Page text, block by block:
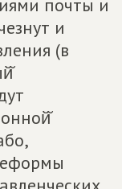
почты и
и
(в